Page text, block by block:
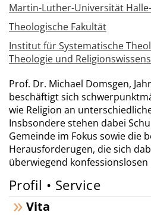
Martin-Luther-Universität
Theologische Fakultät
Institut für Systematische
Theologie und
Prof. Dr. Michael Domsgen,
beschäftigt sich
wie Religion an
Insbsondere stehen dabei
Gemeinde im Fokus sowie die
Herausforderugen, die sich
überwiegend
Profil • Service
Vita